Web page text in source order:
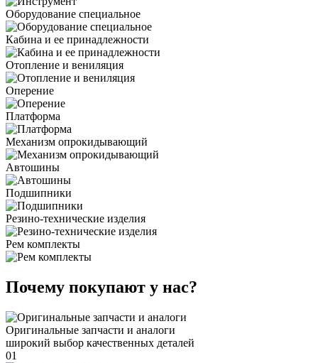
Оборудование специальное
Кабина и ее принадлежности
Отопление и вениляция
Оперение
Платформа
Механизм опрокидывающий
Автошины
Подшипники
Резино-технические изделия
Рем комплекты
Почему покупают у нас?
Оригинальные запчасти и аналоги
широкий выбор качественных деталей
01